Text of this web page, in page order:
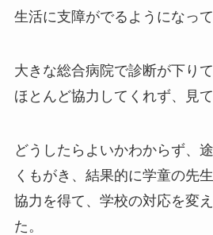
生活に支障がでるようになっ
大きな総合病院で診断が下り
ほとんど協力してくれず、見て
どうしたらよいかわからず、
くもがき、結果的に学童の先
協力を得て、学校の対応を変
た。